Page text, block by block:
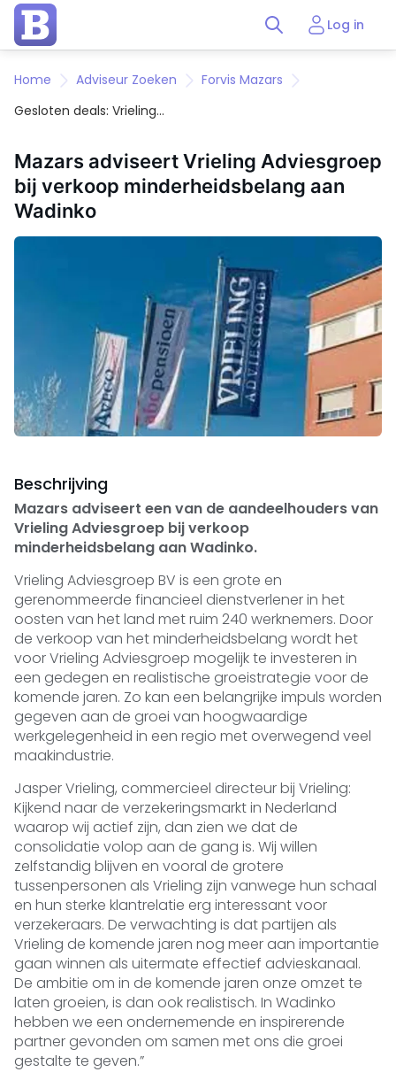
Log in
Home Adviseur Zoeken
Forvis Mazars
Gesloten deals: Vrieling
Mazars adviseert Vrieling Adviesgroep
bij verkoop minderheidsbelang aan
Wadinko
Beschrijving
Mazars adviseert een van de aandeelhouders van
Vrieling Adviesgroep bij verkoop
minderheidsbelang aan Wadinko.
Vrieling Adviesgroep BV is een grote en
gerenommeerde financieel dienstverlener in het
oosten van het land met ruim 240 werknemers. Door
de verkoop van het minderheidsbelang wordt het
voor Vrieling Adviesgroep mogelijk te investeren in
een gedegen en realistische groeistrategie voor de
komende jaren. Zo kan een belangrijke impuls worden
gegeven aan de groei van hoogwaardige
werkgelegenheid in een regio met overwegend veel
maakindustrie.
Jasper Vrieling, commercieel directeur bij Vrieling:
Kijkend naar de verzekeringsmarkt in Nederland
waarop wij actief zijn, dan zien we dat de
consolidatie volop aan de gang is. Wij willen
zelfstandig blijven en vooral de grotere
tussenpersonen als Vrieling zijn vanwege hun schaal
en hun sterke klantrelatie erg interessant voor
verzekeraars. De verwachting is dat partijen als
Vrieling de komende jaren nog meer aan importantie
gaan winnen als uitermate effectief advieskanaal.
De ambitie om in de komende jaren onze omzet te
laten groeien, is dan ook realistisch. In Wadinko
hebben we een ondernemende en inspirerende
partner gevonden om samen met ons die groei
gestalte te geven.”